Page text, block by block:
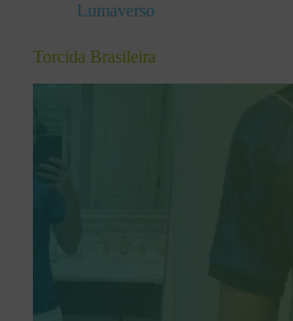
Lumaverso
Torcida Brasileira